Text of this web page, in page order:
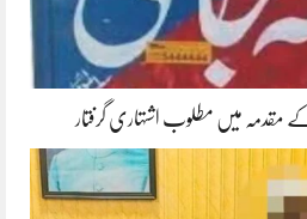
کے مقدمہ میں مطلوب اشتہاری گرفتار